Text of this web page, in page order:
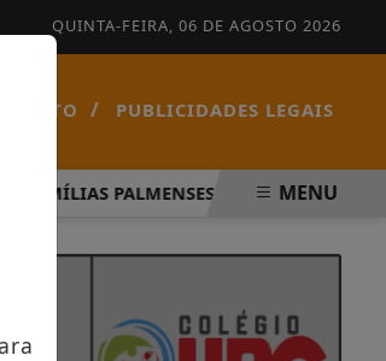
QUINTA-FEIRA, 06 DE AGOSTO 2026
/ PUBLICIDADES LEGAIS
FAMÍLIAS PALMENSES FORAM MENU